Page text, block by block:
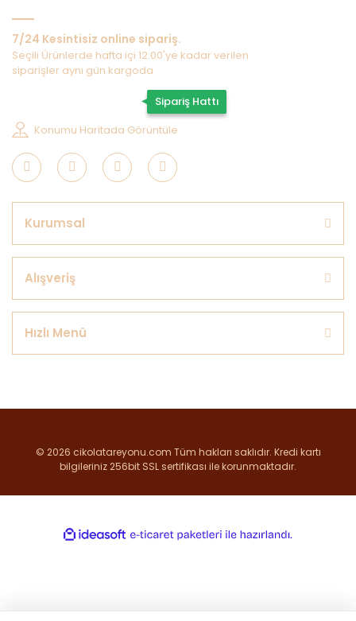
7/24 Kesintisiz online sipariş.
Seçili Ürünlerde hafta içi 12:00'ye kadar verilen
siparişler aynı gün kargoda
Sipariş Hattı
Konumu Haritada Görüntüle
Kurumsal
Alışveriş
Hızlı Menü
© 2026 cikolatareyonu.com Tüm hakları saklıdır. Kredi kartı
bilgileriniz 256bit SSL sertifikası ile korunmaktadır.
ideasoft
e-